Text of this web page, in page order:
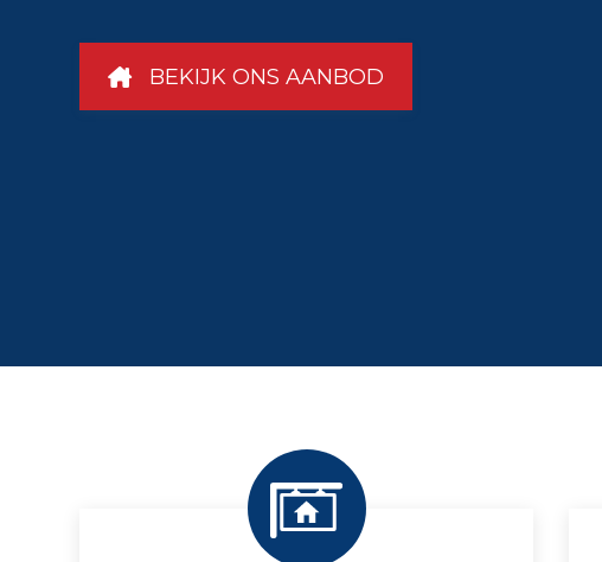
BEKIJK ONS AANBOD